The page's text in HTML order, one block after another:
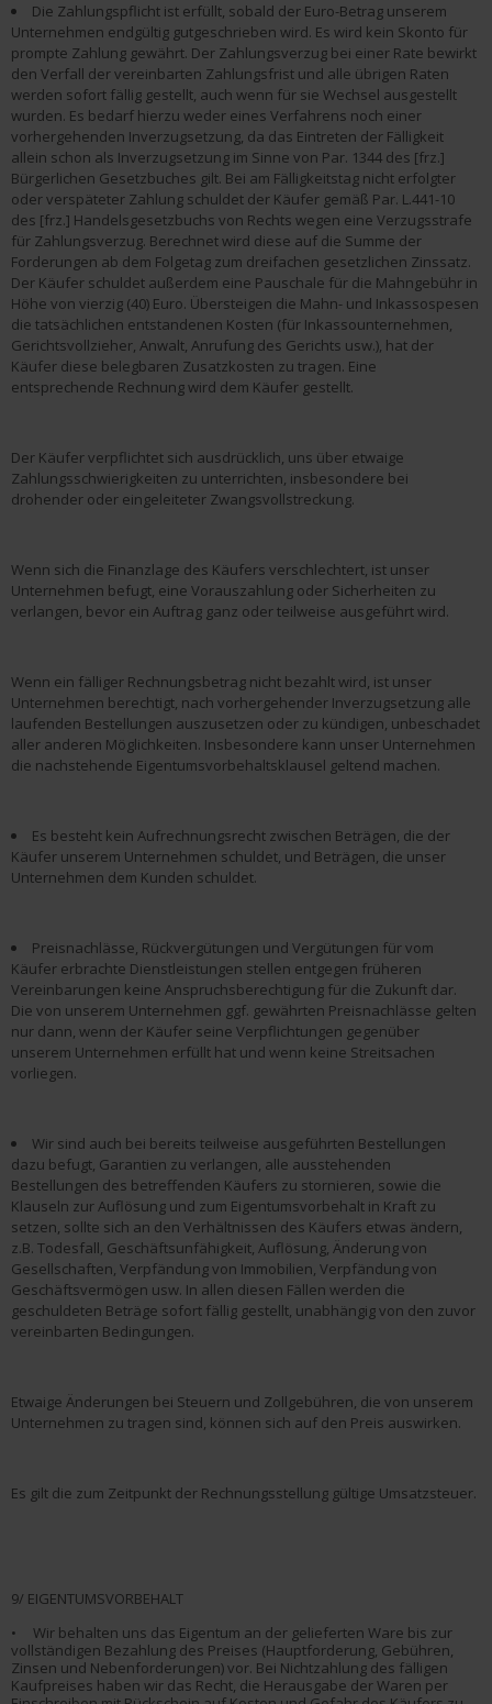
Die Zahlungspflicht ist erfüllt, sobald der Euro-Betrag unserem
Unternehmen endgültig gutgeschrieben wird. Es wird kein Skonto für
prompte Zahlung gewährt. Der Zahlungsverzug bei einer Rate bewirkt
den Verfall der vereinbarten Zahlungsfrist und alle übrigen Raten
werden sofort fällig gestellt, auch wenn für sie Wechsel ausgestellt
wurden. Es bedarf hierzu weder eines Verfahrens noch einer
vorhergehenden Inverzugsetzung, da das Eintreten der Fälligkeit
allein schon als Inverzugsetzung im Sinne von Par. 1344 des [frz.]
Bürgerlichen Gesetzbuches gilt. Bei am Fälligkeitstag nicht erfolgter
oder verspäteter Zahlung schuldet der Käufer gemäß Par. L.441-10
des [frz.] Handelsgesetzbuchs von Rechts wegen eine Verzugsstrafe
für Zahlungsverzug. Berechnet wird diese auf die Summe der
Forderungen ab dem Folgetag zum dreifachen gesetzlichen Zinssatz.
Der Käufer schuldet außerdem eine Pauschale für die Mahngebühr in
Höhe von vierzig (40) Euro. Übersteigen die Mahn- und Inkassospesen
die tatsächlichen entstandenen Kosten (für Inkassounternehmen,
Gerichtsvollzieher, Anwalt, Anrufung des Gerichts usw.), hat der
Käufer diese belegbaren Zusatzkosten zu tragen. Eine
entsprechende Rechnung wird dem Käufer gestellt.
Der Käufer verpflichtet sich ausdrücklich, uns über etwaige
Zahlungsschwierigkeiten zu unterrichten, insbesondere bei
drohender oder eingeleiteter Zwangsvollstreckung.
Wenn sich die Finanzlage des Käufers verschlechtert, ist unser
Unternehmen befugt, eine Vorauszahlung oder Sicherheiten zu
verlangen, bevor ein Auftrag ganz oder teilweise ausgeführt wird.
Wenn ein fälliger Rechnungsbetrag nicht bezahlt wird, ist unser
Unternehmen berechtigt, nach vorhergehender Inverzugsetzung alle
laufenden Bestellungen auszusetzen oder zu kündigen, unbeschadet
aller anderen Möglichkeiten. Insbesondere kann unser Unternehmen
die nachstehende Eigentumsvorbehaltsklausel geltend machen.
Es besteht kein Aufrechnungsrecht zwischen Beträgen, die der
Käufer unserem Unternehmen schuldet, und Beträgen, die unser
Unternehmen dem Kunden schuldet.
Preisnachlässe, Rückvergütungen und Vergütungen für vom
Käufer erbrachte Dienstleistungen stellen entgegen früheren
Vereinbarungen keine Anspruchsberechtigung für die Zukunft dar.
Die von unserem Unternehmen ggf. gewährten Preisnachlässe gelten
nur dann, wenn der Käufer seine Verpflichtungen gegenüber
unserem Unternehmen erfüllt hat und wenn keine Streitsachen
vorliegen.
Wir sind auch bei bereits teilweise ausgeführten Bestellungen
dazu befugt, Garantien zu verlangen, alle ausstehenden
Bestellungen des betreffenden Käufers zu stornieren, sowie die
Klauseln zur Auflösung und zum Eigentumsvorbehalt in Kraft zu
setzen, sollte sich an den Verhältnissen des Käufers etwas ändern,
z.B. Todesfall, Geschäftsunfähigkeit, Auflösung, Änderung von
Gesellschaften, Verpfändung von Immobilien, Verpfändung von
Geschäftsvermögen usw. In allen diesen Fällen werden die
geschuldeten Beträge sofort fällig gestellt, unabhängig von den zuvor
vereinbarten Bedingungen.
Etwaige Änderungen bei Steuern und Zollgebühren, die von unserem
Unternehmen zu tragen sind, können sich auf den Preis auswirken.
Es gilt die zum Zeitpunkt der Rechnungsstellung gültige Umsatzsteuer.
9/ EIGENTUMSVORBEHALT
• Wir behalten uns das Eigentum an der gelieferten Ware bis zur
vollständigen Bezahlung des Preises (Hauptforderung, Gebühren,
Zinsen und Nebenforderungen) vor. Bei Nichtzahlung des fälligen
Kaufpreises haben wir das Recht, die Herausgabe der Waren per